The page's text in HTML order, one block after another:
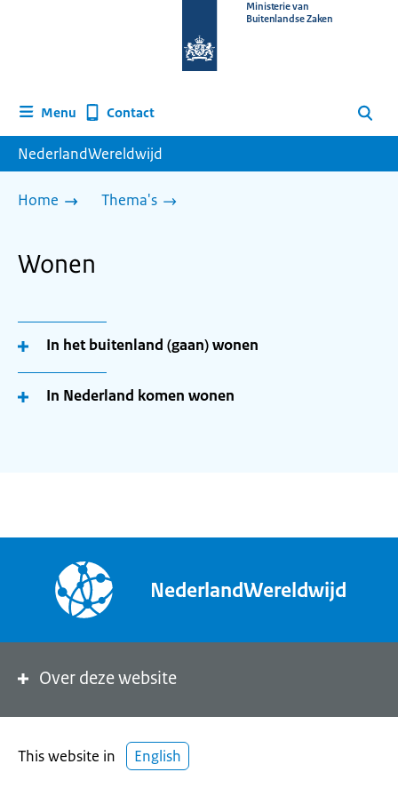
homepage
Ministerie van
Buitenlandse Zaken
Menu Contact Zoeken
NederlandWereldwijd
Home Thema's
Wonen
In het buitenland (gaan) wonen
In Nederland komen wonen
NederlandWereldwijd
Over deze website
This website in English